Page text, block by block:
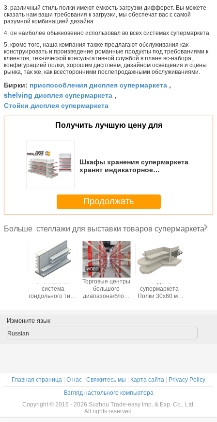
3, различный стиль полки имеют емкость загрузки дифферет. Вы можете
сказать нам ваши требования к загрузки, мы обеспечат вас с самой
разумной комбинацией дизайна
4, он наиболее обыкновенно использовал во всех системах супермаркета.
5, кроме того, наша компания также предлагают обслуживания как
конструировать и произведение романные продукты под требованиями к
клиентов, технической консультативной службой в плане вс-набора,
конфигурацией полки, хорошим дисплеем, дизайном освещения и сцены
рынка, так же, как всесторонними послепродажными обслуживаниями.
Бирки: приспособления дисплея супермаркета ,
shelving дисплея супермаркета ,
Стойки дисплея супермаркета
Получить лучшую цену для
Шкафы хранения супермаркета
хранят индикаторное
Продолжать
Больше стеллажи для выставки товаров супермаркета
Стеллажная
система
гондольного типа
торговая стойка
Торговые центры
большого
диапазона/блоки
товаров
коммерчески
Гондола
супермаркета
Полки 30x60 мм
Измените язык
Russian
Главная страница | О нас | Свяжитесь мы | Карта сайта | Privacy Policy
Взгляд настольного компьютера
Copyright © 2016 - 2026 Suzhou Trade-easy Imp. & Exp. Co., Ltd.
All rights reserved.